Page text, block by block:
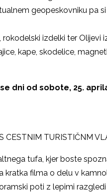
geopeskovniku pa
izdelki ter Olijevi
kape, skodelice,
dni od sobote, 25.
CESTNIM TURISTIČNM
tufa, kjer boste
kratka filma o delu v
poti z lepimi